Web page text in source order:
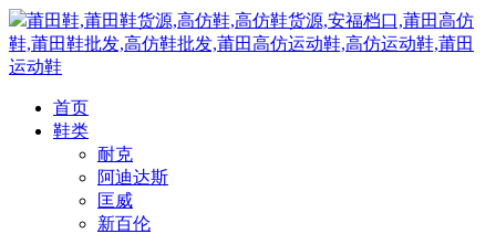
莆田鞋,莆田鞋货源,高仿鞋,高仿鞋货源,安福档口,莆田高仿
鞋,莆田鞋批发,高仿鞋批发,莆田高仿运动鞋,高仿运动鞋,莆田
运动鞋
首页
鞋类
耐克
阿迪达斯
匡威
新百伦